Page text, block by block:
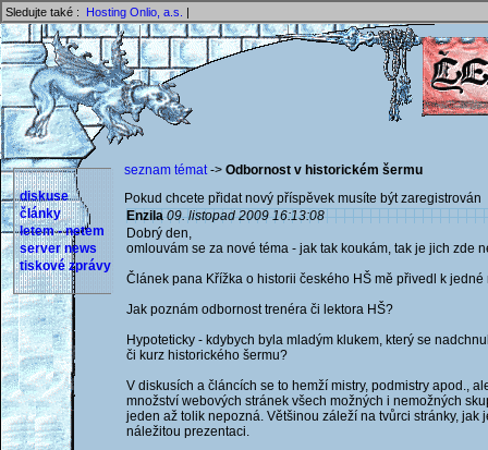
Sledujte také : Hosting Onlio, a.s. |
diskuse
články
letem - netem
server news
tiskové zprávy
seznam témat-> Odbornost v historickém šermu
Pokud chcete přidat nový příspěvek musíte být
Enzila 09. listopad 2009 16:13:08
Dobrý den,
omlouvám se za nové téma - jak tak koukám, tak je jich zde
Článek pana Křížka o historii českého HŠ mě přivedl k
Jak poznám odbornost trenéra či lektora HŠ?
Hypoteticky - kdybych byla mladým klukem, který se
či kurz historického šermu?
V diskusích a článcích se to hemží mistry, podmistry apod.,
množství webových stránek všech možných i nemožných
jeden až tolik nepozná. Většinou záleží na tvůrci stránky,
náležitou prezentaci.